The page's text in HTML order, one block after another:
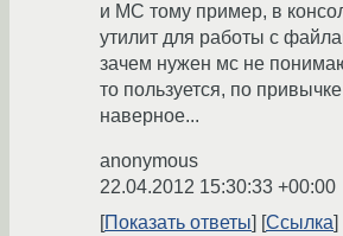
и МС тому пример, в
утилит для работы с
зачем нужен мс не
то пользуется, по
наверное...
anonymous
22.04.2012 15:30:33 +00:00
Показать ответы
Ссылка